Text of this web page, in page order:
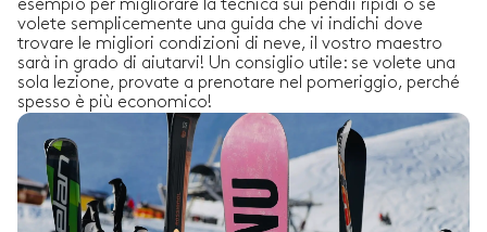
esempio per migliorare la tecnica sui pendii ripidi o se
volete semplicemente una guida che vi indichi dove
trovare le migliori condizioni di neve, il vostro maestro
sarà in grado di aiutarvi! Un consiglio utile: se volete una
sola lezione, provate a prenotare nel pomeriggio, perché
spesso è più economico!